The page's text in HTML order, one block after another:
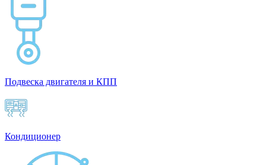
Подвеска двигателя и КПП
Кондиционер